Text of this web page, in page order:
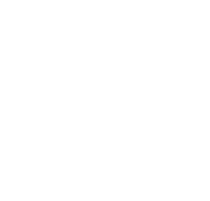
| เพราะว่ากลิ่นหอม
นอกจากเทียนหอมจะช่
ด้วย ลองสังเกตกันดูว่
ว่าเวลาจะผ่านไปนาน